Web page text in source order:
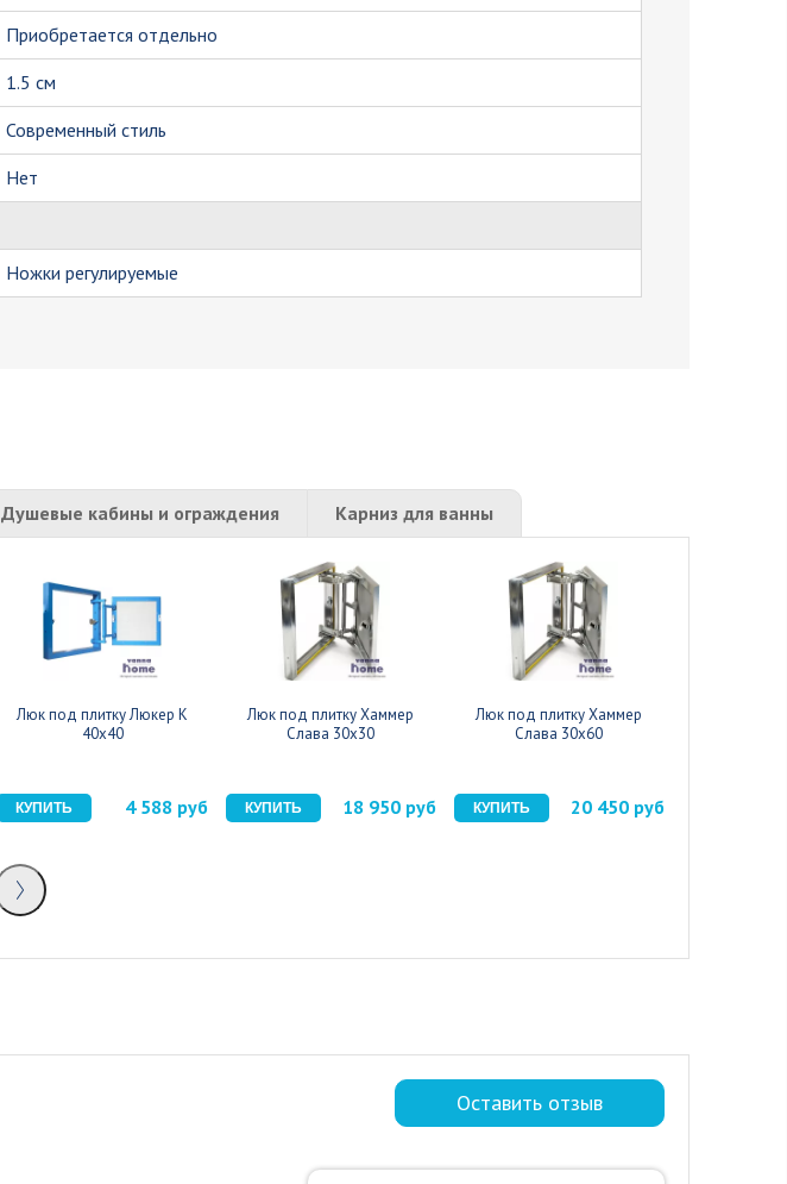
Приобретается отдельно
1.5 см
Современный стиль
Нет
Ножки регулируемые
Душевые кабины и ограждения Карниз для ванны
Люк под плитку Люкер К
40x40
4 588 руб
Люк под плитку Хаммер
Слава 30x30
18 950 руб
Люк под плитку Хаммер
Слава 30x60
20 450 руб
Оставить отзыв